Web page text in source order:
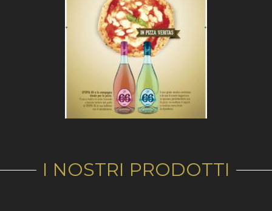
I NOSTRI PRODOTTI